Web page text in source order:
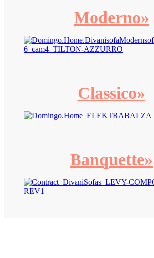
Moderno»
Classico»
Banquette»